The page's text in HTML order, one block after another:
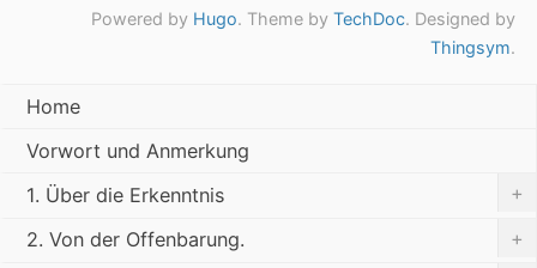
Powered by Hugo. Theme by TechDoc. Designed by
Thingsym.
Home
Vorwort und Anmerkung
1. Über die Erkenntnis
+
2. Von der Offenbarung.
+